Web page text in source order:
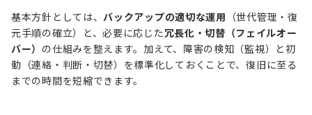
基本方針としては、 バックアップの適切な運用 （世代管理・復
元手順の確立）と、必要に応じた冗長化・切替（フェイルオー
バー） の仕組みを整えます。加えて、障害の検知（監視）と初
動（連絡・判断・切替）を標準化しておくことで、復旧に至る
までの時間を短縮できます。